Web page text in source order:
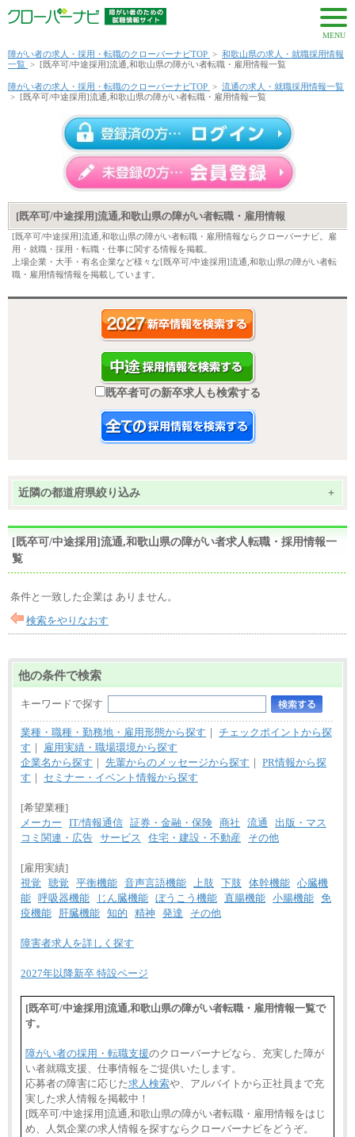
MENU
障がい者の求人・採用・転職のクローバーナビTOP > 和歌山県の求人・就職採用情報
一覧 > [既卒可/中途採用]流通,和歌山県の障がい者転職・雇用情報一覧
障がい者の求人・採用・転職のクローバーナビTOP > 流通の求人・就職採用情報一覧
> [既卒可/中途採用]流通,和歌山県の障がい者転職・雇用情報一覧
[既卒可/中途採用]流通,和歌山県の障がい者転職・雇用情報
[既卒可/中途採用]流通,和歌山県の障がい者転職・雇用情報ならクローバーナビ。雇
用・就職・採用・転職・仕事に関する情報を掲載。
上場企業・大手・有名企業など様々な[既卒可/中途採用]流通,和歌山県の障がい者転
職・雇用情報情報を掲載しています。
既卒者可の新卒求人も検索する
近隣の都道府県絞り込み +
[既卒可/中途採用]流通,和歌山県の障がい者求人転職・採用情報一
覧
条件と一致した企業は ありません。
検索をやりなおす
他の条件で検索
キーワードで探す
業種・職種・勤務地・雇用形態から探す ｜ チェックポイントから探
す ｜
雇用実績・職場環境から探す
企業名から探す ｜ 先輩からのメッセージから探す ｜ PR情報から探
す ｜ セミナー・イベント情報から探す
[希望業種]
メーカー
IT/情報通信 証券・金融・保険 商社 流通
出版・マス
コミ関連・広告 サービス 住宅・建設・不動産 その他
[雇用実績]
視覚
聴覚 平衡機能 音声言語機能 上肢 下肢 体幹機能 心臓機
能 呼吸器機能 じん臓機能 ぼうこう機能 直腸機能 小腸機能 免
疫機能
肝臓機能 知的 精神 発達 その他
障害者求人を詳しく探す
2027年以降新卒 特設ページ
[既卒可/中途採用]流通,和歌山県の障がい者転職・雇用情報一覧で
す。
障がい者の採用・転職支援のクローバーナビなら、充実した障が
い者就職支援、仕事情報をご提供いたします。
応募者の障害に応じた求人検索や、アルバイトから正社員まで充
実した求人情報を掲載中！
[既卒可/中途採用]流通,和歌山県の障がい者転職・雇用情報をはじ
め、人気企業の求人情報を探すならクローバーナビをどうぞ。